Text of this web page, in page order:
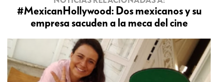
#MexicanHollywood: Dos mexicanos y su
empresa sacuden a la meca del cine